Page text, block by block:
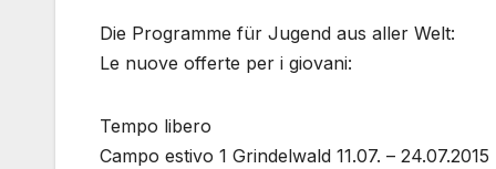
Die Programme für Jugend aus aller Welt:
Le nuove offerte per i giovani:
Tempo libero
Campo estivo 1 Grindelwald 11.07. – 24.07.2015